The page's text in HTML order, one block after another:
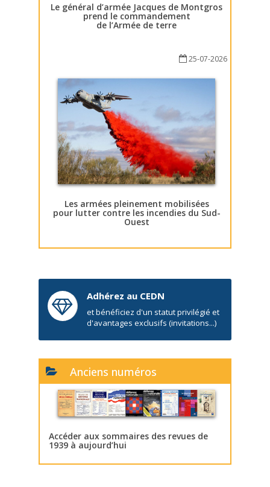
Le général d’armée Jacques de Montgros
prend le commandement
de l’Armée de terre
25-07-2026
Les armées pleinement mobilisées
pour lutter contre les incendies du Sud-
Ouest
Adhérez au CEDN
et bénéficiez d'un statut privilégié et
d'avantages exclusifs (invitations...)
Anciens numéros
Accéder aux sommaires des revues de
1939 à aujourd’hui